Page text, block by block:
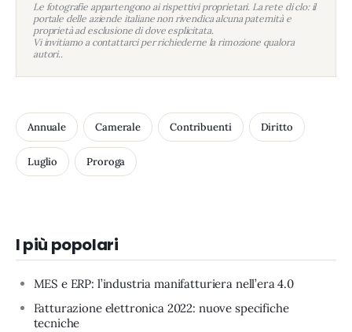
Le fotografie appartengono ai rispettivi proprietari. La rete di clo: il
portale delle aziende italiane non rivendica alcuna paternità e
proprietà ad esclusione di dove esplicitata.
Vi invitiamo a contattarci per richiederne la rimozione qualora
autori..
Annuale Camerale Contribuenti Diritto
Luglio Proroga
I più popolari
MES e ERP: l’industria manifatturiera nell’era 4.0
Fatturazione elettronica 2022: nuove specifiche
tecniche